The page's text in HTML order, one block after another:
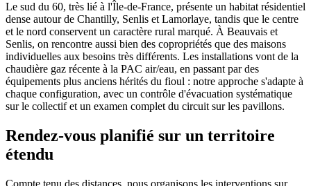
Le sud du 60, très lié à l'Île-de-France, présente un habitat résidentiel
dense autour de Chantilly, Senlis et Lamorlaye, tandis que le centre
et le nord conservent un caractère rural marqué. À Beauvais et
Senlis, on rencontre aussi bien des copropriétés que des maisons
individuelles aux besoins très différents. Les installations vont de la
chaudière gaz récente à la PAC air/eau, en passant par des
équipements plus anciens hérités du fioul : notre approche s'adapte à
chaque configuration, avec un contrôle d'évacuation systématique
sur le collectif et un examen complet du circuit sur les pavillons.
Rendez-vous planifié sur un territoire
étendu